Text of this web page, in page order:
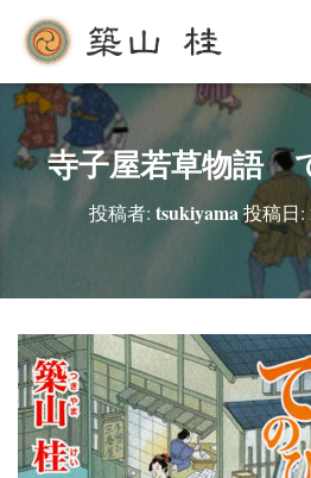
寺子屋若草物語
投稿者: tsukiyama投稿日: